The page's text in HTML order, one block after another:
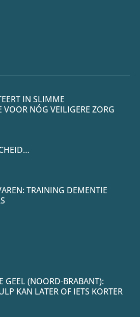
IN SLIMME
NÓG VEILIGERE ZORG
TRAINING DEMENTIE
GEEL (NOORD-BRABANT):
KAN LATER OF IETS KORTER